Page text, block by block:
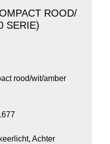
ROOD/
SERIE)
rood/wit/amber
Achter